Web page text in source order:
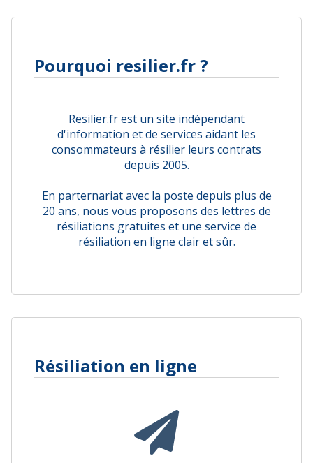
Pourquoi resilier.fr ?
Resilier.fr est un site indépendant
d'information et de services aidant les
consommateurs à résilier leurs contrats
depuis 2005.
En parternariat avec la poste depuis plus de
20 ans, nous vous proposons des lettres de
résiliations gratuites et une service de
résiliation en ligne clair et sûr.
Résiliation en ligne